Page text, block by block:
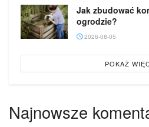
Jak zbudować
ogrodzie?
2026-08-05
POKAŻ
Najnowsze